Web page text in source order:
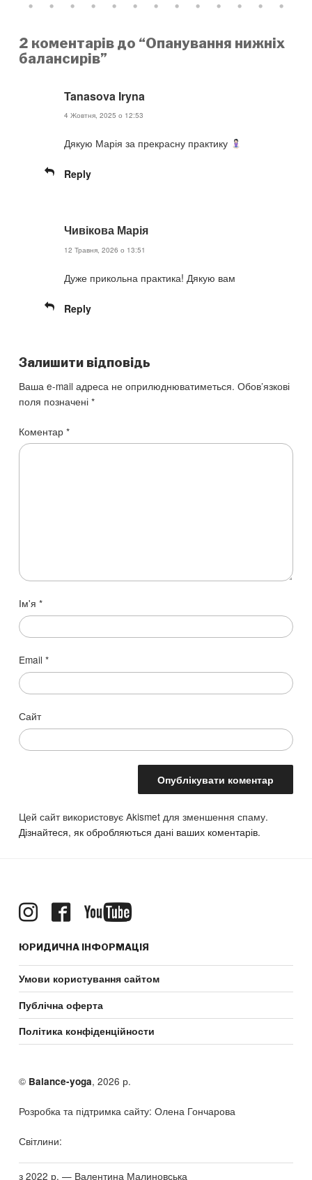
2 коментарів до “Опанування нижніх
балансирів”
Tanasova Iryna
4 Жовтня, 2025 о 12:53
Дякую Марія за прекрасну практику
Reply
Чивікова Марія
12 Травня, 2026 о 13:51
Дуже прикольна практика! Дякую вам
Reply
Залишити відповідь
Ваша e-mail адреса не оприлюднюватиметься. Обов’язкові
поля позначені*
Коментар*
Ім'я*
Email*
Сайт
Цей сайт використовує Akismet для зменшення спаму.
Дізнайтеся, як обробляються дані ваших коментарів.
ЮРИДИЧНА ІНФОРМАЦІЯ
Умови користування сайтом
Публічна оферта
Політика конфіденційности
© Balance-yoga, 2026 р.
Розробка та підтримка сайту: Олена Гончарова
Світлини:
з 2022 р. — Валентина Малиновська